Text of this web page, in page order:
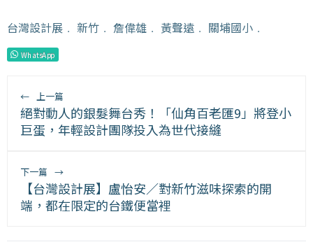
台灣設計展 ﹒ 新竹 ﹒ 詹偉雄 ﹒ 黃聲遠 ﹒ 關埔國小 ﹒
WhatsApp
← 上一篇
絕對動人的銀髮舞台秀！「仙角百老匯9」將登小
巨蛋，年輕設計團隊投入為世代接縫
下一篇 →
【台灣設計展】盧怡安／對新竹滋味探索的開
端，都在限定的台鐵便當裡